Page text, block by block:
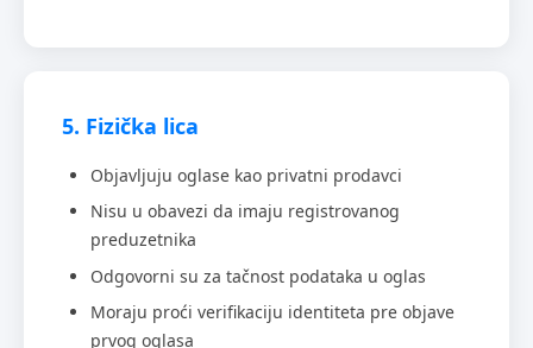
5. Fizička lica
Objavljuju oglase kao privatni prodavci
Nisu u obavezi da imaju registrovanog
preduzetnika
Odgovorni su za tačnost podataka u oglas
Moraju proći verifikaciju identiteta pre objave
prvog oglasa